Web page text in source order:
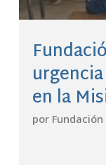
en la
por